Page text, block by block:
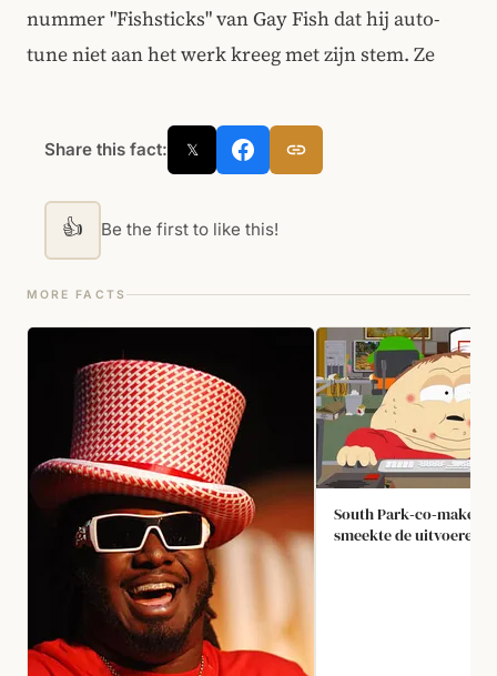
nummer "Fishsticks" van Gay Fish dat hij auto-
tune niet aan het werk kreeg met zijn stem. Ze
Share this fact: 𝕏
👍 Be the first to like this!
MORE FACTS
South Park‑co‑maker
smeekte de